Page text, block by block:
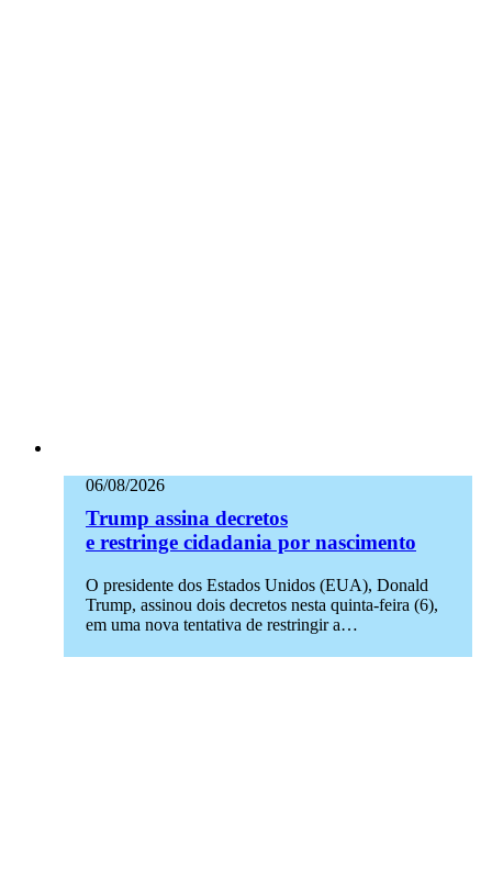
06/08/2026
Trump assina decretos
e restringe cidadania por nascimento
O presidente dos Estados Unidos (EUA), Donald
Trump, assinou dois decretos nesta quinta-feira (6),
em uma nova tentativa de restringir a…